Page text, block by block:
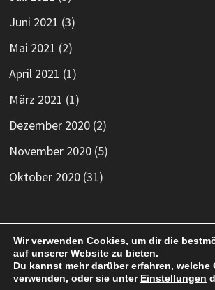
Juni 2021 (3)
Mai 2021 (2)
April 2021 (1)
März 2021 (1)
Dezember 2020(2)
November 2020(5)
Oktober 2020(31)
Nächste Spiele
Wir verwenden Cookies, um dir die
auf unserer Website zu bieten.
Du kannst mehr darüber erfahren, welche
verwenden, oder sie unter Einstellungen